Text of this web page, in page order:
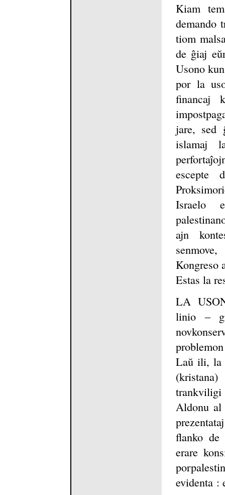
Kiam
demando
tiom
de ĝiaj
Usono
por la
financaj
jare, sed
islamaj
escepte
Israelo
ajn
Kongreso
Estas la
LA
linio ‒
Laŭ ili, la
Aldonu
flanko de
erare
evidenta :